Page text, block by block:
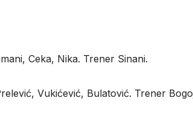
Ceka, Nika. Trener Sinani.
Vukićević, Bulatović. Trener